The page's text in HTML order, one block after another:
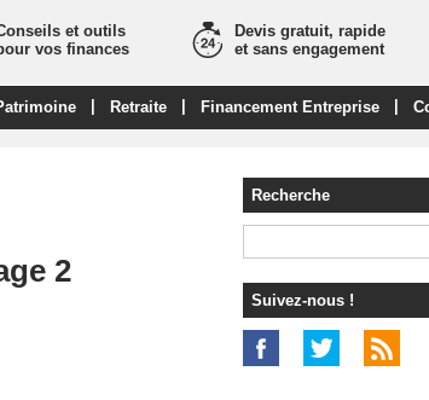
et outils
vos finances
Devis gratuit, rapide
et sans engagement
Retraite Financement Entreprise
2
Recherche
Suivez-nous !